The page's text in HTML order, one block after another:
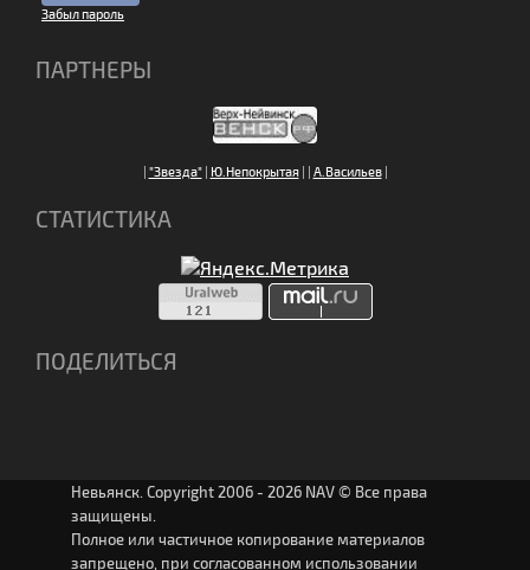
Забыл пароль
ПАРТНЕРЫ
| "Звезда"| Ю.Непокрытая| | А.Васильев|
СТАТИСТИКА
ПОДЕЛИТЬСЯ
Невьянск. Copyright 2006 - 2026 NAV © Все права
защищены.
Полное или частичное копирование материалов
запрещено, при согласованном использовании